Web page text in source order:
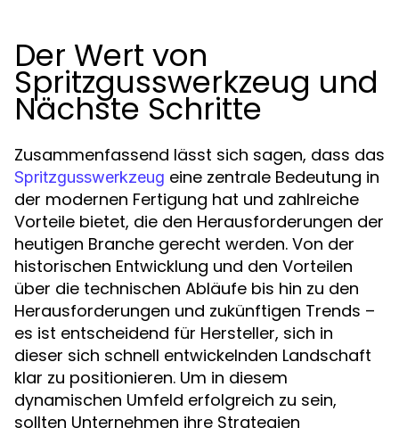
Der Wert von
Spritzgusswerkzeug und
Nächste Schritte
Zusammenfassend lässt sich sagen, dass das
Spritzgusswerkzeug eine zentrale Bedeutung in
der modernen Fertigung hat und zahlreiche
Vorteile bietet, die den Herausforderungen der
heutigen Branche gerecht werden. Von der
historischen Entwicklung und den Vorteilen
über die technischen Abläufe bis hin zu den
Herausforderungen und zukünftigen Trends –
es ist entscheidend für Hersteller, sich in
dieser sich schnell entwickelnden Landschaft
klar zu positionieren. Um in diesem
dynamischen Umfeld erfolgreich zu sein,
sollten Unternehmen ihre Strategien